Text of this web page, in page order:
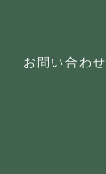
お問い合わせ